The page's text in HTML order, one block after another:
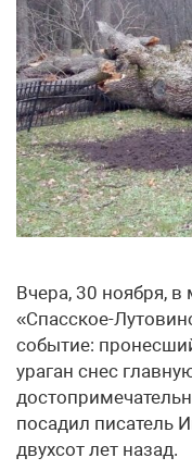
Вчера, 30 ноября, в
«Спасское-
событие:
ураган снес
посадил писатель
двухсот лет назад.